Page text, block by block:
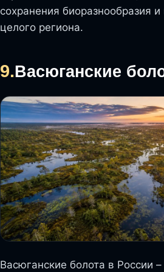
сохранения биоразнообразия
целого региона.
9.Васюганские
Васюганские болота в России